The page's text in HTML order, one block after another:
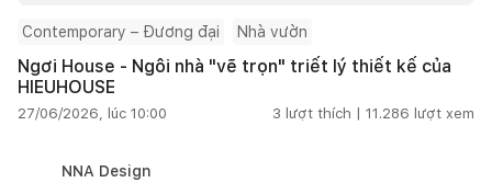
Contemporary – Đương đại Nhà vườn
Ngơi House - Ngôi nhà "vẽ trọn" triết lý thiết kế của
HIEUHOUSE
27/06/2026, lúc 10:00 3 lượt thích | 11.286 lượt xem
NNA Design